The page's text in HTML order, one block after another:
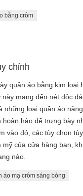
bằng crôm
chỉnh
quần áo bằng kim loại
mang đến nét độc
những loại quần áo
hảo để trưng bày
vào đó, các tùy chọn
của cửa hàng bạn,
nào.
áo mạ crôm sáng bóng